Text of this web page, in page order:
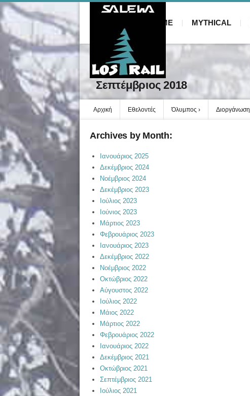
HOME MYTHICAL
Σεπτέμβριος 2018
Αρχική Εθελοντές Όλυμπος Διοργάνωση
Archives by Month:
Ιανουάριος 2025
Δεκέμβριος 2024
Νοέμβριος 2024
Δεκέμβριος 2023
Ιούλιος 2023
Ιούνιος 2023
Μάρτιος 2023
Φεβρουάριος 2023
Ιανουάριος 2023
Δεκέμβριος 2022
Νοέμβριος 2022
Οκτώβριος 2022
Αύγουστος 2022
Ιούλιος 2022
Μάιος 2022
Μάρτιος 2022
Φεβρουάριος 2022
Ιανουάριος 2022
Δεκέμβριος 2021
Οκτώβριος 2021
Σεπτέμβριος 2021
Ιούλιος 2021